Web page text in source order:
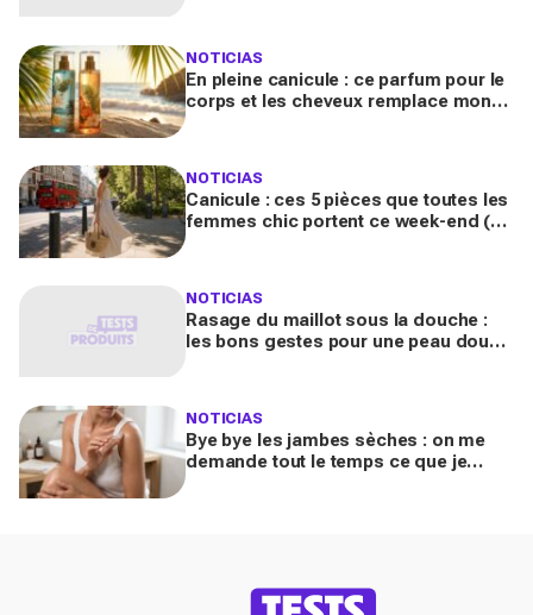
NOTICIAS
En pleine canicule : ce parfum pour le
corps et les cheveux remplace mon
NOTICIAS
Canicule : ces 5 pièces que toutes les
femmes chic portent ce week-end (et
NOTICIAS
Rasage du maillot sous la douche :
les bons gestes pour une peau douce
NOTICIAS
Bye bye les jambes sèches : on me
demande tout le temps ce que je